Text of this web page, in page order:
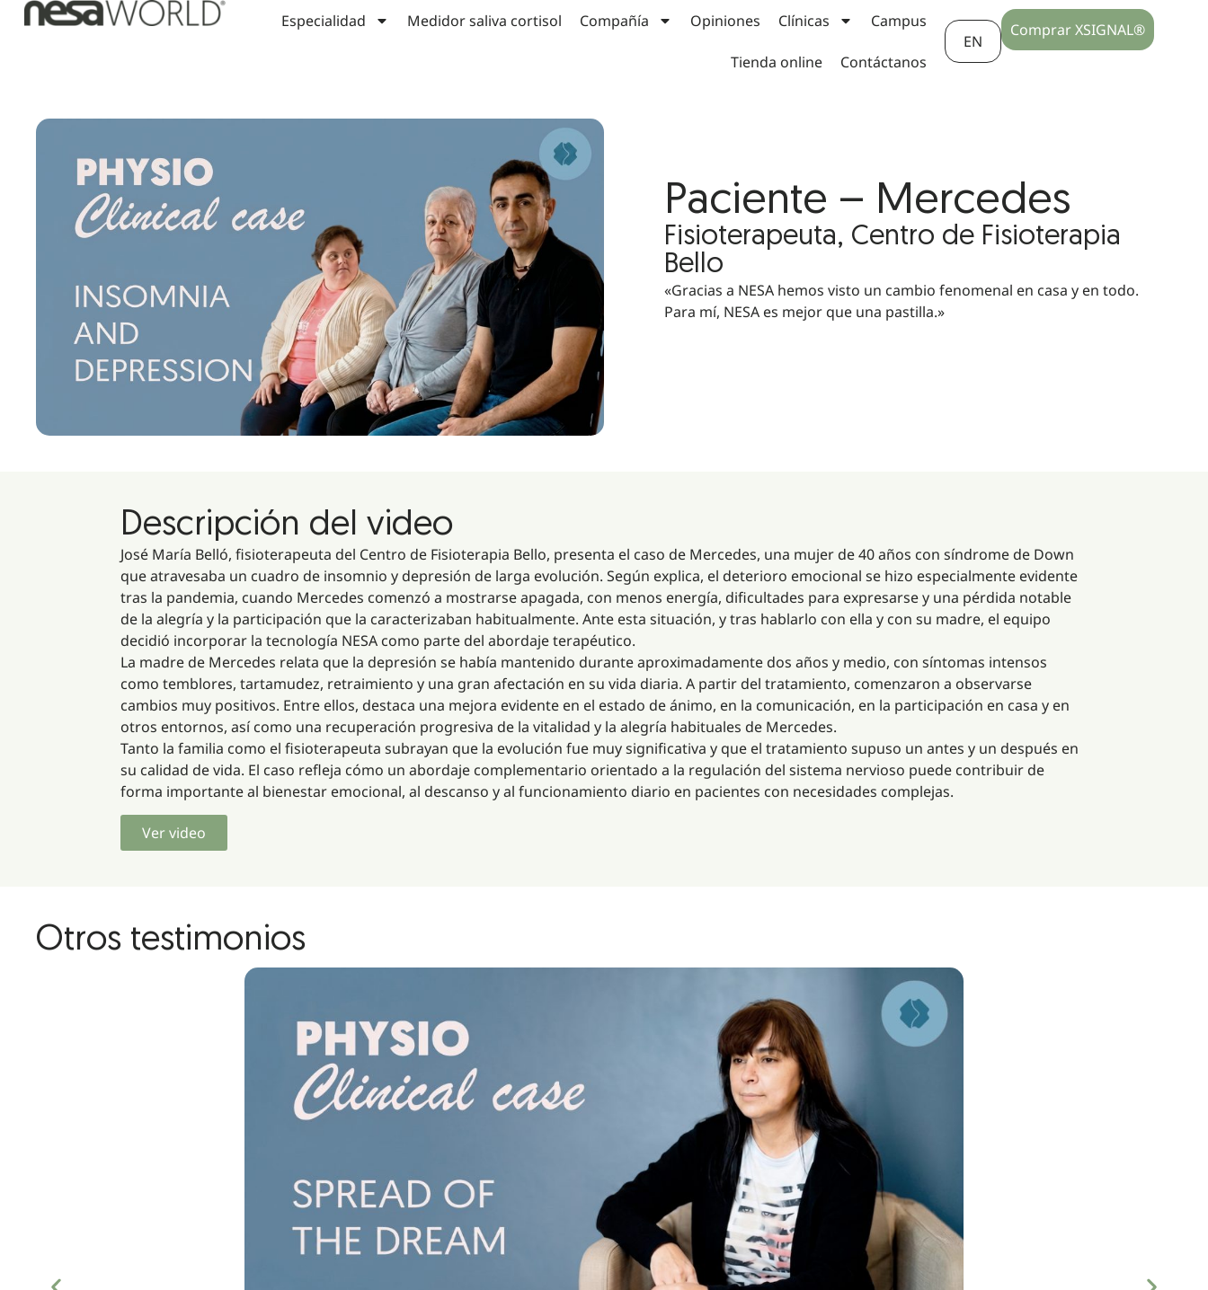
Especialidad Medidor saliva cortisol Compañía Opiniones Clínicas Campus
Tienda online Contáctanos
EN
Comprar XSIGNAL®
Paciente – Mercedes
Fisioterapeuta, Centro de Fisioterapia
Bello
«Gracias a NESA hemos visto un cambio fenomenal en casa y en todo.
Para mí, NESA es mejor que una pastilla.»
Descripción del video
José María Belló, fisioterapeuta del Centro de Fisioterapia Bello, presenta el caso de Mercedes, una mujer de 40 años con síndrome de Down
que atravesaba un cuadro de insomnio y depresión de larga evolución. Según explica, el deterioro emocional se hizo especialmente evidente
tras la pandemia, cuando Mercedes comenzó a mostrarse apagada, con menos energía, dificultades para expresarse y una pérdida notable
de la alegría y la participación que la caracterizaban habitualmente. Ante esta situación, y tras hablarlo con ella y con su madre, el equipo
decidió incorporar la tecnología NESA como parte del abordaje terapéutico.
La madre de Mercedes relata que la depresión se había mantenido durante aproximadamente dos años y medio, con síntomas intensos
como temblores, tartamudez, retraimiento y una gran afectación en su vida diaria. A partir del tratamiento, comenzaron a observarse
cambios muy positivos. Entre ellos, destaca una mejora evidente en el estado de ánimo, en la comunicación, en la participación en casa y en
otros entornos, así como una recuperación progresiva de la vitalidad y la alegría habituales de Mercedes.
Tanto la familia como el fisioterapeuta subrayan que la evolución fue muy significativa y que el tratamiento supuso un antes y un después en
su calidad de vida. El caso refleja cómo un abordaje complementario orientado a la regulación del sistema nervioso puede contribuir de
forma importante al bienestar emocional, al descanso y al funcionamiento diario en pacientes con necesidades complejas.
Ver video
Otros testimonios